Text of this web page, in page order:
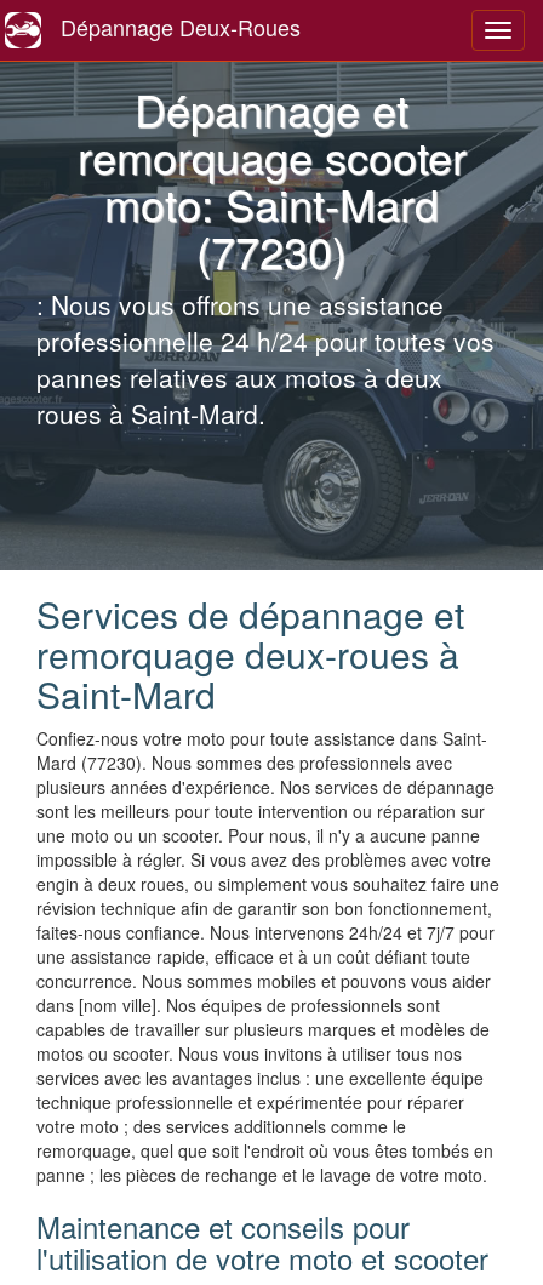
Dépannage Deux-Roues
Dépannage et
remorquage scooter
moto: Saint-Mard
(77230)
: Nous vous offrons une assistance
professionnelle 24 h/24 pour toutes vos
pannes relatives aux motos à deux
roues à Saint-Mard.
Services de dépannage et
remorquage deux-roues à
Saint-Mard
Confiez-nous votre moto pour toute assistance dans Saint-
Mard (77230). Nous sommes des professionnels avec
plusieurs années d'expérience. Nos services de dépannage
sont les meilleurs pour toute intervention ou réparation sur
une moto ou un scooter. Pour nous, il n'y a aucune panne
impossible à régler. Si vous avez des problèmes avec votre
engin à deux roues, ou simplement vous souhaitez faire une
révision technique afin de garantir son bon fonctionnement,
faites-nous confiance. Nous intervenons 24h/24 et 7j/7 pour
une assistance rapide, efficace et à un coût défiant toute
concurrence. Nous sommes mobiles et pouvons vous aider
dans [nom ville]. Nos équipes de professionnels sont
capables de travailler sur plusieurs marques et modèles de
motos ou scooter. Nous vous invitons à utiliser tous nos
services avec les avantages inclus : une excellente équipe
technique professionnelle et expérimentée pour réparer
votre moto ; des services additionnels comme le
remorquage, quel que soit l'endroit où vous êtes tombés en
panne ; les pièces de rechange et le lavage de votre moto.
Maintenance et conseils pour
l'utilisation de votre moto et scooter